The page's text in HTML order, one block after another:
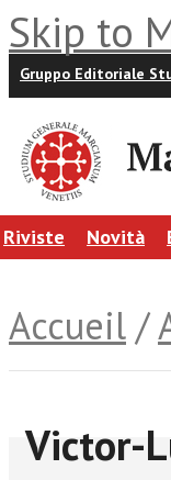
Skip to
Gruppo Editoriale
Riviste Novità
Accueil /
Victor-